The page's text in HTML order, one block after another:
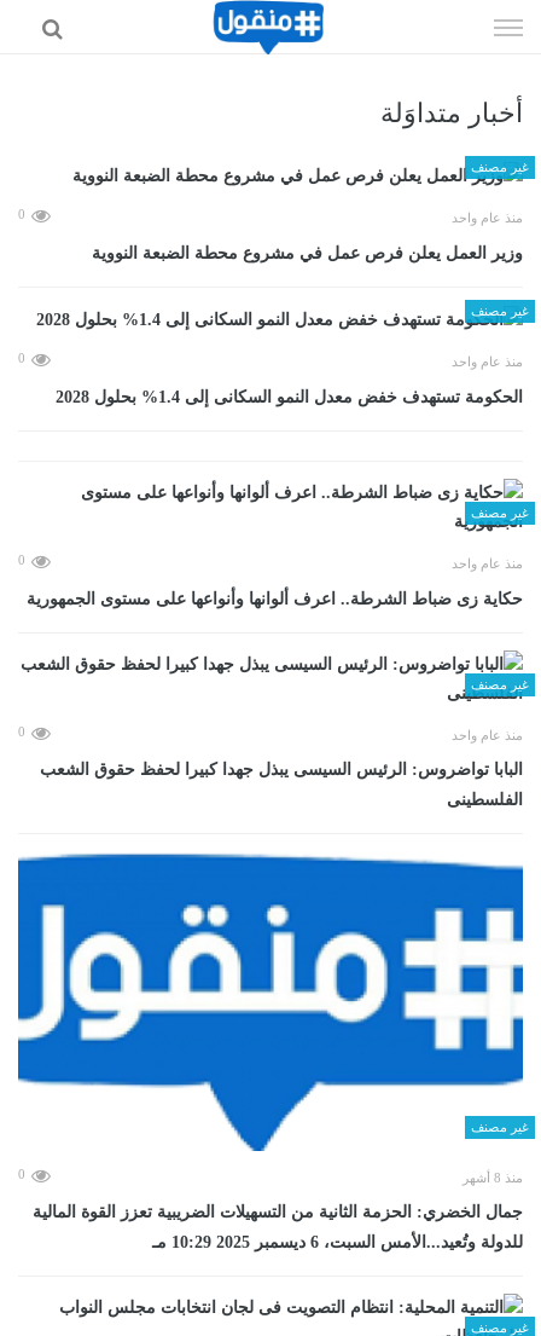
الى
أخبار متداوَلة
غير مصنف
منذ عام واحد 0
وزير العمل يعلن فرص عمل في مشروع محطة الضبعة النووية
غير مصنف
منذ عام واحد 0
الحكومة تستهدف خفض معدل النمو السكانى إلى 1.4% بحلول 2028
غير مصنف
منذ عام واحد 0
حكاية زى ضباط الشرطة.. اعرف ألوانها وأنواعها على مستوى الجمهورية
غير مصنف
منذ عام واحد 0
البابا تواضروس: الرئيس السيسى يبذل جهدا كبيرا لحفظ حقوق الشعب
الفلسطينى
غير مصنف
منذ 8 أشهر 0
جمال الخضري: الحزمة الثانية من التسهيلات الضريبية تعزز القوة المالية
للدولة وتُعيد...الأمس السبت، 6 ديسمبر 2025 10:29 مـ
غير مصنف